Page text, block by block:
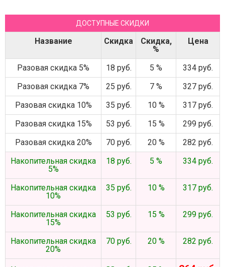
ДОСТУПНЫЕ СКИДКИ
Название Скидка
Скидка,
%
Цена
Разовая скидка 5% 18 руб. 5 %
334 руб.
Разовая скидка 7%
25 руб. 7 %
327 руб.
Разовая скидка 10%
35 руб. 10 %
317 руб.
Разовая скидка 15%
53 руб. 15 %
299 руб.
Разовая скидка 20%
70 руб. 20 %
282 руб.
Накопительная скидка
5%
18 руб. 5 % 334 руб.
Накопительная скидка
10%
35 руб. 10 % 317 руб.
Накопительная скидка
15%
53 руб. 15 % 299 руб.
Накопительная скидка
20%
70 руб. 20 % 282 руб.